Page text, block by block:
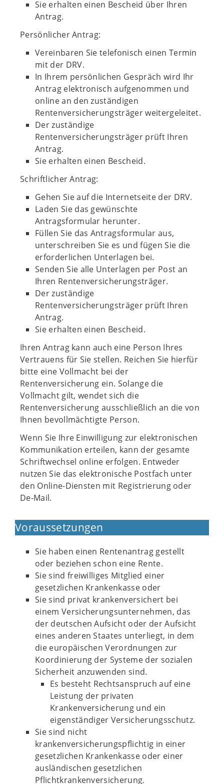
Sie erhalten einen Bescheid über Ihren
Antrag.
Persönlicher Antrag:
Vereinbaren Sie telefonisch einen Termin
mit der DRV.
In Ihrem persönlichen Gespräch wird Ihr
Antrag elektronisch aufgenommen und
online an den zuständigen
Rentenversicherungsträger weitergeleitet.
Der zuständige
Rentenversicherungsträger prüft Ihren
Antrag.
Sie erhalten einen Bescheid.
Schriftlicher Antrag:
Gehen Sie auf die Internetseite der DRV.
Laden Sie das gewünschte
Antragsformular herunter.
Füllen Sie das Antragsformular aus,
unterschreiben Sie es und fügen Sie die
erforderlichen Unterlagen bei.
Senden Sie alle Unterlagen per Post an
Ihren Rentenversicherungsträger.
Der zuständige
Rentenversicherungsträger prüft Ihren
Antrag.
Sie erhalten einen Bescheid.
Ihren Antrag kann auch eine Person Ihres
Vertrauens für Sie stellen. Reichen Sie hierfür
bitte eine Vollmacht bei der
Rentenversicherung ein. Solange die
Vollmacht gilt, wendet sich die
Rentenversicherung ausschließlich an die von
Ihnen bevollmächtigte Person.
Wenn Sie Ihre Einwilligung zur elektronischen
Kommunikation erteilen, kann der gesamte
Schriftwechsel online erfolgen. Entweder
nutzen Sie das elektronische Postfach unter
den Online-Diensten mit Registrierung oder
De-Mail.
Voraussetzungen
Sie haben einen Rentenantrag gestellt
oder beziehen schon eine Rente.
Sie sind freiwilliges Mitglied einer
gesetzlichen Krankenkasse oder
Sie sind privat krankenversichert bei
einem Versicherungsunternehmen, das
der deutschen Aufsicht oder der Aufsicht
eines anderen Staates unterliegt, in dem
die europäischen Verordnungen zur
Koordinierung der Systeme der sozialen
Sicherheit anzuwenden sind.
Es besteht Rechtsanspruch auf eine
Leistung der privaten
Krankenversicherung und ein
eigenständiger Versicherungsschutz.
Sie sind nicht
krankenversicherungspflichtig in einer
gesetzlichen Krankenkasse oder einer
ausländischen gesetzlichen
Pflichtkrankenversicherung.